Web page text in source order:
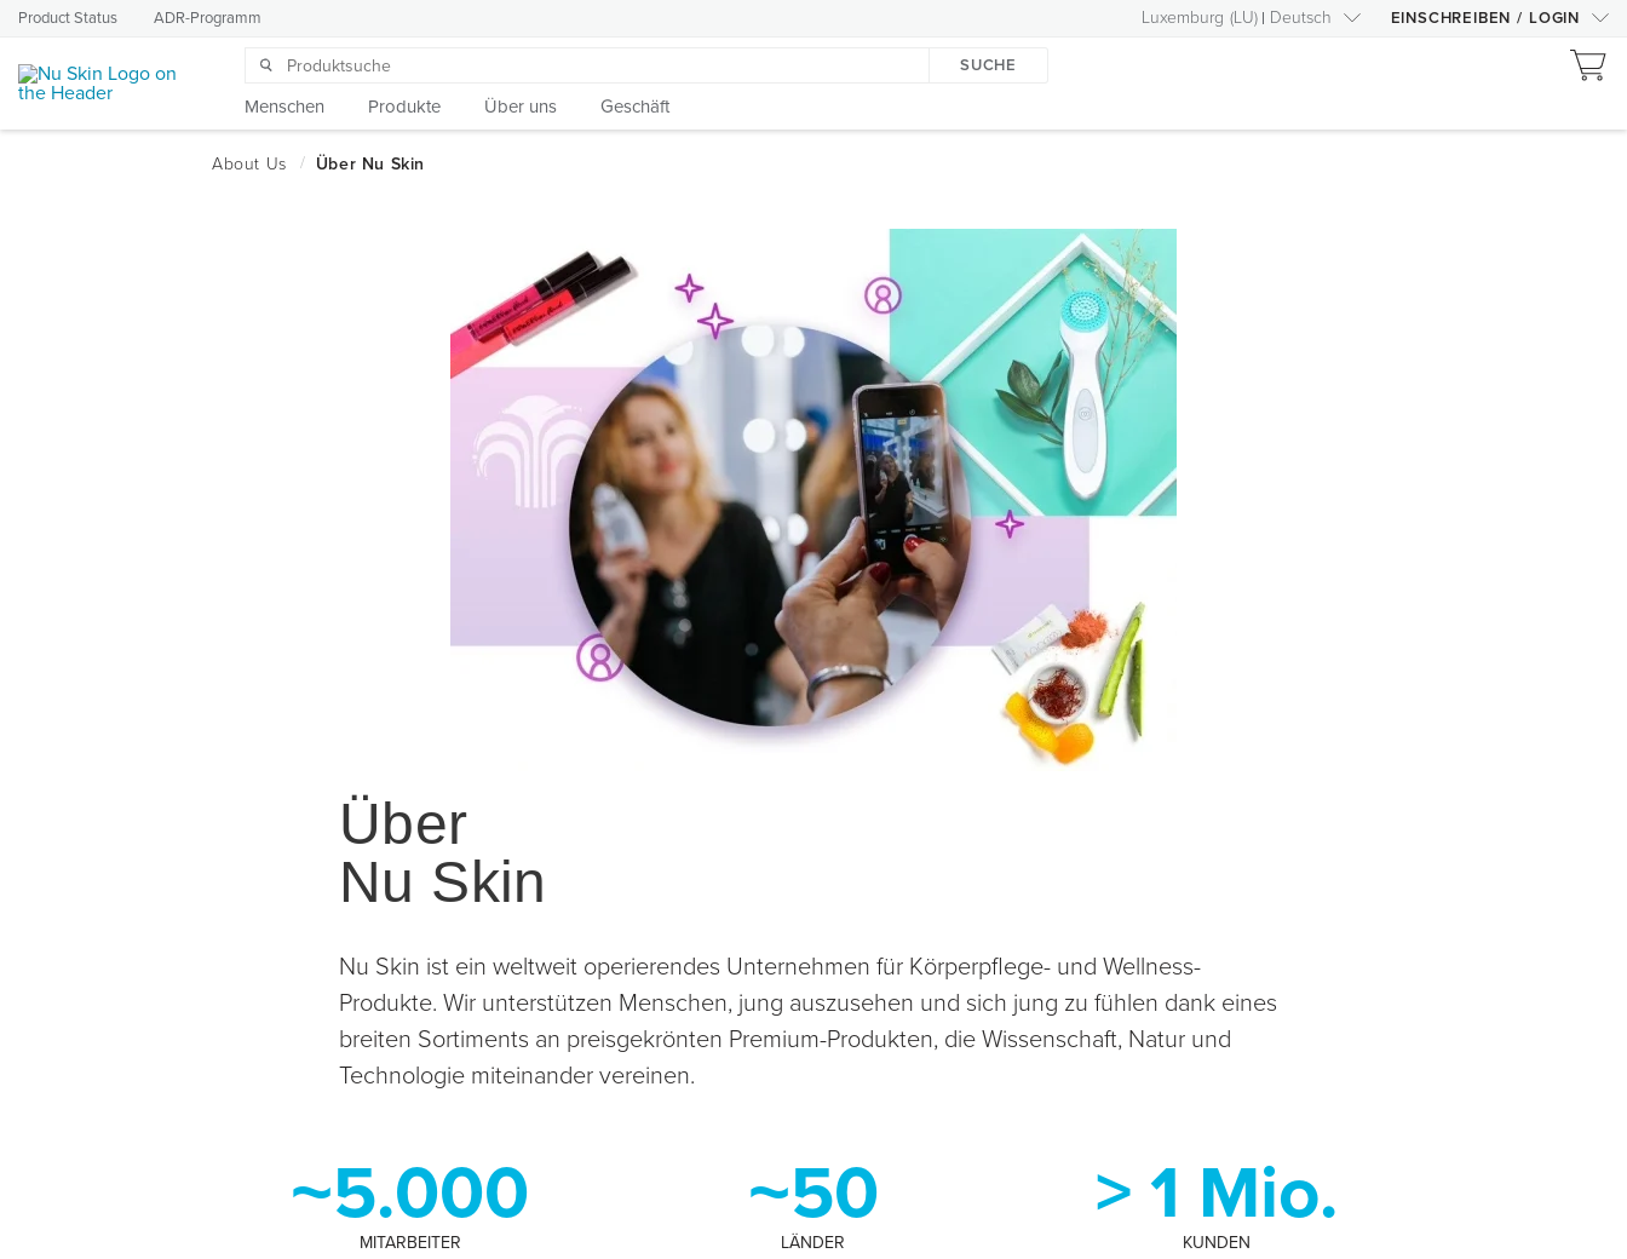
Product Status ADR-Programm Luxemburg (LU) Deutsch EINSCHREIBEN / LOGIN
SUCHE
Menschen Produkte Über uns Geschäft
Über
Nu Skin
Nu Skin ist ein weltweit operierendes Unternehmen für Körperpflege- und Wellness-
Produkte. Wir unterstützen Menschen, jung auszusehen und sich jung zu fühlen dank eines
breiten Sortiments an preisgekrönten Premium-Produkten, die Wissenschaft, Natur und
Technologie miteinander vereinen.
~5.000
MITARBEITER
~50
LÄNDER
> 1 Mio.
KUNDEN